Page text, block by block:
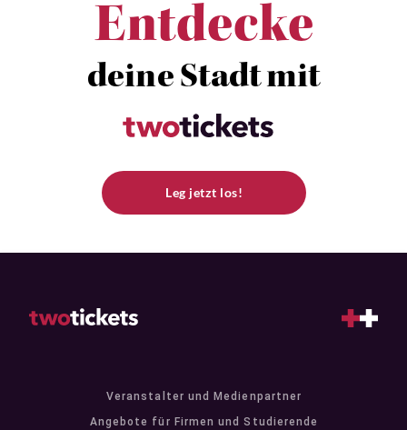
Entdecke
deine Stadt mit
Leg jetzt los!
Veranstalter und Medienpartner
Angebote für Firmen und Studierende